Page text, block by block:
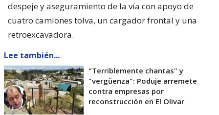
despeje y aseguramiento de la vía con apoyo de
cuatro camiones tolva, un cargador frontal y una
retroexcavadora.
Lee también...
"Terriblemente chantas" y
"vergüenza": Poduje arremete
contra empresas por
reconstrucción en El Olivar